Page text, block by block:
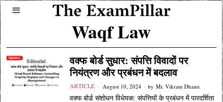
Waqf Law
वक्फ बोर्ड सुधार: संपत्ति विवादों पर
नियंत्रण और प्रबंधन में बदलाव
ARTICLE August 10, 2024 by Mr. Vikram Dhami
वक्फ बोर्ड संशोधन विधेयक: संपत्तियों के प्रबंधन में पारदर्शिता